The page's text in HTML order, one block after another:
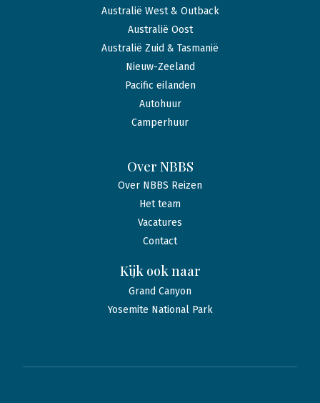
Australië West & Outback
Australië Oost
Australië Zuid & Tasmanië
Nieuw-Zeeland
Pacific eilanden
Autohuur
Camperhuur
Over NBBS
Over NBBS Reizen
Het team
Vacatures
Contact
Kijk ook naar
Grand Canyon
Yosemite National Park